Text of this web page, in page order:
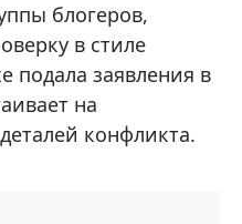
блогеров,
в стиле
подала заявления в
на
конфликта.